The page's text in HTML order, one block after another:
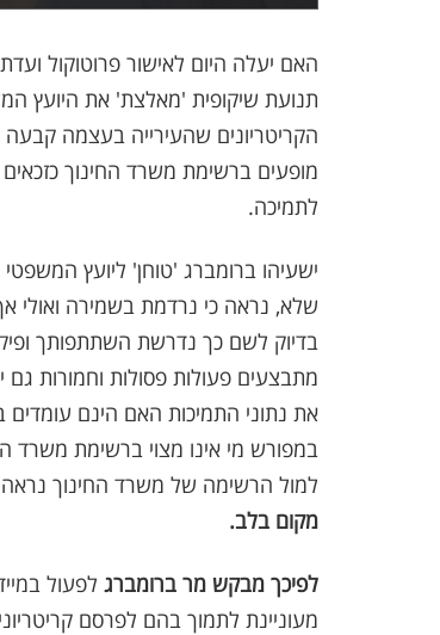
האם יעלה היום לאישור פרוטוקול
תנועת שיקופית 'מאלצת' את היועץ
הקריטריונים שהעירייה בעצמה
מופעים ברשימת משרד החינוך
לתמיכה.
ישעיהו ברומברג 'טוחן' ליועץ
שלא, נראה כי נרדמת בשמירה ואולי
בדיוק לשם כך נדרשת השתתפותך
מתבצעים פעולות פסולות וחמורות
את נתוני התמיכות האם הינם עומדים
במפורש מי אינו מצוי ברשימת משרד
למול הרשימה של משרד החינוך נראה
מקום בלב.
לפיכך מבקש מר ברומברג לפעול
מעוניינת לתמוך בהם לפרסם